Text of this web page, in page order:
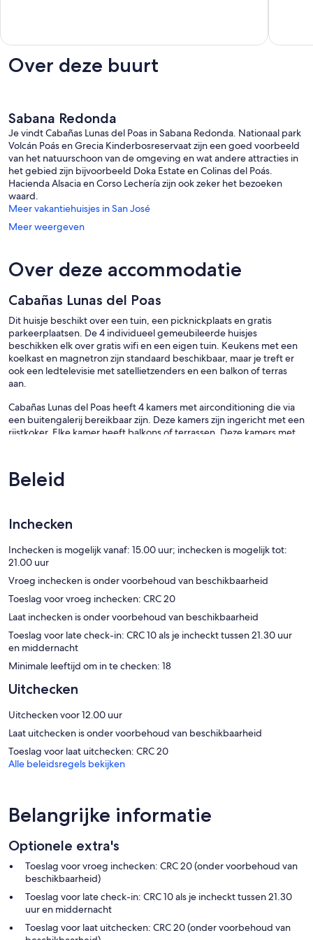
Alajuela
Over deze buurt
Sabana Redonda
Je vindt Cabañas Lunas del Poas in Sabana Redonda. Nationaal park
Volcán Poás en Grecia Kinderbosreservaat zijn een goed voorbeeld
van het natuurschoon van de omgeving en wat andere attracties in
het gebied zijn bijvoorbeeld Doka Estate en Colinas del Poás.
Hacienda Alsacia en Corso Lechería zijn ook zeker het bezoeken
waard.
Meer vakantiehuisjes in San José
Meer weergeven
Over deze accommodatie
Cabañas Lunas del Poas
Dit huisje beschikt over een tuin, een picknickplaats en gratis
parkeerplaatsen. De 4 individueel gemeubileerde huisjes
beschikken elk over gratis wifi en een eigen tuin. Keukens met een
koelkast en magnetron zijn standaard beschikbaar, maar je treft er
ook een ledtelevisie met satellietzenders en een balkon of terras
aan.
Cabañas Lunas del Poas heeft 4 kamers met airconditioning die via
een buitengalerij bereikbaar zijn. Deze kamers zijn ingericht met een
rijstkoker. Elke kamer heeft balkons of terrassen. Deze kamers met
keukens met een koelkast, een magnetron, een eetruimte en
kookgerei, borden en bestek. Elke badkamer heeft een douche
Elke ledtelevisie van 32 inch heeft satellietzenders.
Beleid
Inchecken
Inchecken is mogelijk vanaf: 15.00 uur; inchecken is mogelijk tot:
21.00 uur
Vroeg inchecken is onder voorbehoud van beschikbaarheid
Toeslag voor vroeg inchecken: CRC 20
Laat inchecken is onder voorbehoud van beschikbaarheid
Toeslag voor late check-in: CRC 10 als je incheckt tussen 21.30 uur
en middernacht
Minimale leeftijd om in te checken: 18
Uitchecken
Uitchecken voor 12.00 uur
Laat uitchecken is onder voorbehoud van beschikbaarheid
Toeslag voor laat uitchecken: CRC 20
Alle beleidsregels bekijken
Belangrijke informatie
Optionele extra's
Toeslag voor vroeg inchecken: CRC 20 (onder voorbehoud van
beschikbaarheid)
Toeslag voor late check-in: CRC 10 als je incheckt tussen 21.30
uur en middernacht
Toeslag voor laat uitchecken: CRC 20 (onder voorbehoud van